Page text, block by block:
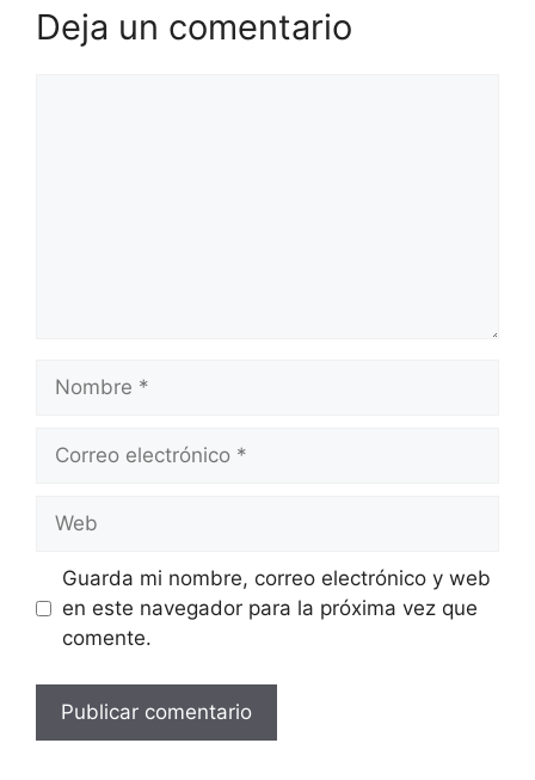
Deja un comentario
Nombre
Correo
Web
Guarda mi nombre, correo electrónico y web
en este navegador para la próxima vez que
comente.